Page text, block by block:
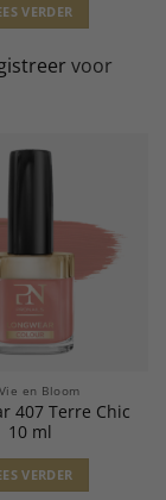
VERDER
voor
en Bloom
407 Terre Chic
10 ml
VERDER